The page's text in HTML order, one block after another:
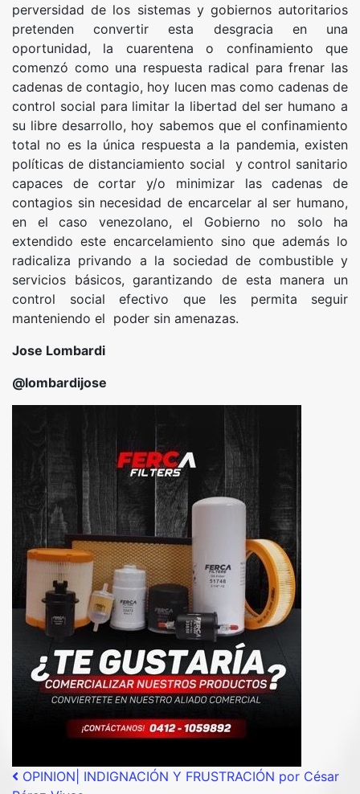
perversidad de los sistemas y gobiernos autoritarios
pretenden convertir esta desgracia en una
oportunidad, la cuarentena o confinamiento que
comenzó como una respuesta radical para frenar las
cadenas de contagio, hoy lucen mas como cadenas de
control social para limitar la libertad del ser humano a
su libre desarrollo, hoy sabemos que el confinamiento
total no es la única respuesta a la pandemia, existen
políticas de distanciamiento social y control sanitario
capaces de cortar y/o minimizar las cadenas de
contagios sin necesidad de encarcelar al ser humano,
en el caso venezolano, el Gobierno no solo ha
extendido este encarcelamiento sino que además lo
radicaliza privando a la sociedad de combustible y
servicios básicos, garantizando de esta manera un
control social efectivo que les permita seguir
manteniendo el poder sin amenazas.
Jose Lombardi
@lombardijose
Post navigation
OPINION| INDIGNACIÓN Y FRUSTRACIÓN por César